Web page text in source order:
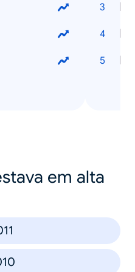
em alta